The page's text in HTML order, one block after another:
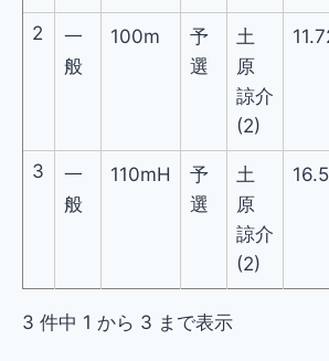
2
一
般
100m
予
選
土
原
諒介
(2)
3
一
般
110mH
予
選
土
原
諒介
(2)
3 件中 1 から 3 まで表示